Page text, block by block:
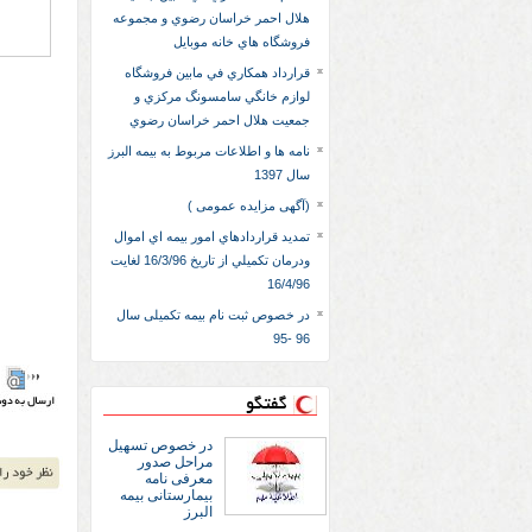
هلال احمر خراسان رضوي و مجموعه
فروشگاه هاي خانه موبايل
قرارداد همكاري في مابين فروشگاه
لوازم خانگي سامسونگ مركزي و
جمعيت هلال احمر خراسان رضوي
نامه ها و اطلاعات مربوط به بیمه البرز
سال 1397
(آگهی مزایده عمومی )
تمديد قراردادهاي امور بيمه اي اموال
ودرمان تکميلي از تاريخ 16/3/96 لغايت
16/4/96
در خصوص ثبت نام بیمه تکمیلی سال
96 -95
گفتگو
در خصوص تسهیل
مراحل صدور
معرفی نامه
بیمارستانی بیمه
البرز